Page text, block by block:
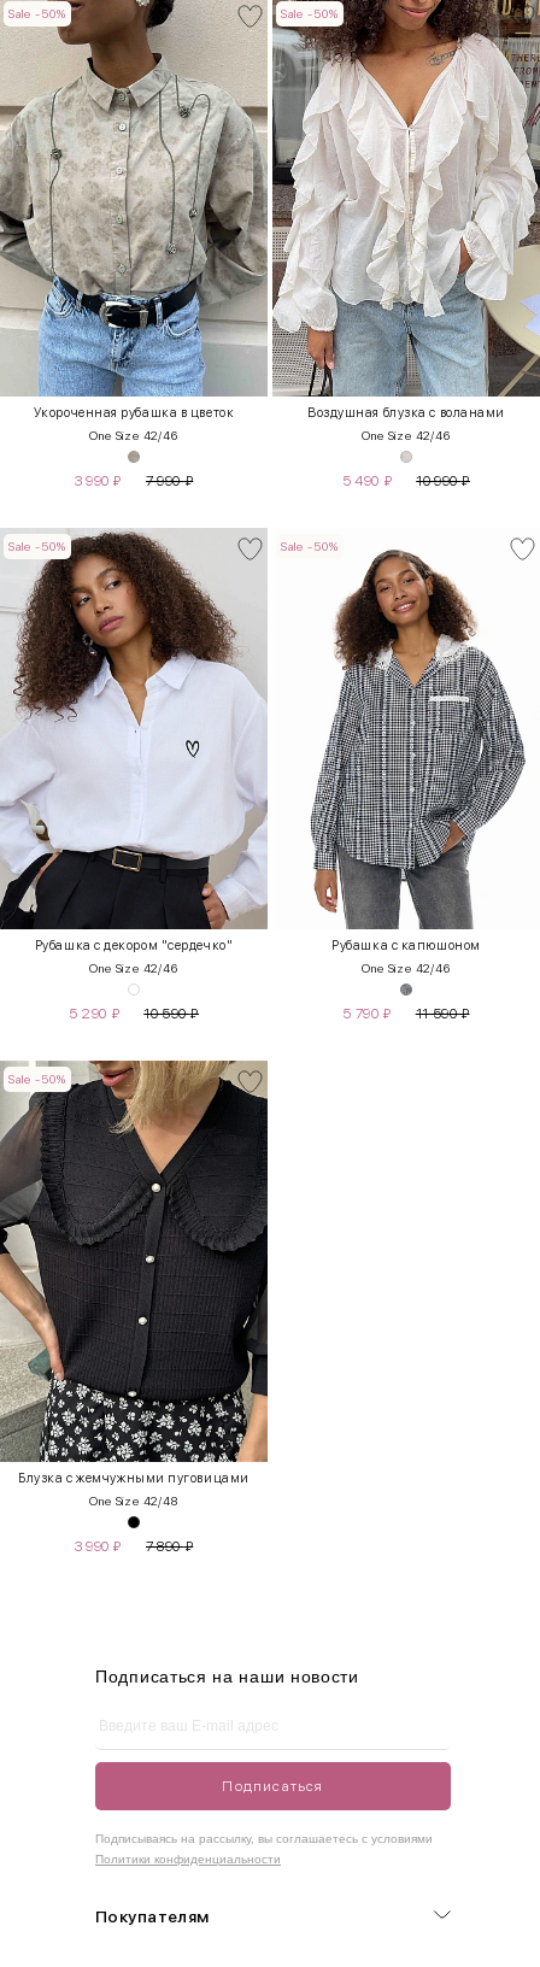
Sale -50%
Укороченная рубашка в цветок
One Size 42/46
3 990 ₽ 7 990₽
Sale -50%
Воздушная блузка с воланами
One Size 42/46
5 490 ₽ 10 990₽
Sale -50%
Рубашка с декором "сердечко"
One Size 42/46
5 290 ₽ 10 590₽
Sale -50%
Рубашка с капюшоном
One Size 42/46
5 790 ₽ 11 590₽
Sale -50%
Блузка с жемчужными пуговицами
One Size 42/48
3 990 ₽ 7 890₽
Покупателям
Подписаться на наши новости
Подписаться
Подписываясь на рассылку, вы соглашаетесь с условиями
Политики конфиденциальности